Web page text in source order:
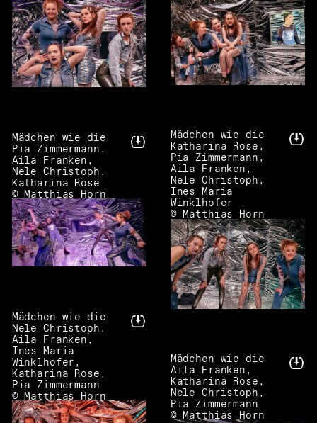
Mädchen wie die
Katharina Rose,
Pia Zimmermann,
Aila Franken,
Nele Christoph,
Ines Maria
Winklhofer
© Matthias Horn
Mädchen wie die
Pia Zimmermann,
Aila Franken,
Nele Christoph,
Katharina Rose
© Matthias Horn
Mädchen wie die
Nele Christoph,
Aila Franken,
Ines Maria
Winklhofer,
Katharina Rose,
Pia Zimmermann
© Matthias Horn
Mädchen wie die
Aila Franken,
Katharina Rose,
Nele Christoph,
Pia Zimmermann
© Matthias Horn